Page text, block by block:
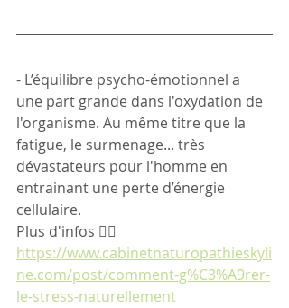
- L’équilibre psycho-émotionnel a
une part grande dans l'oxydation de
l'organisme. Au même titre que la
fatigue, le surmenage... très
dévastateurs pour l'homme en
entrainant une perte d’énergie
cellulaire.
Plus d'infos 👇🏼
https://www.cabinetnaturopathieskyli
ne.com/post/comment-g%C3%A9rer-
le-stress-naturellement